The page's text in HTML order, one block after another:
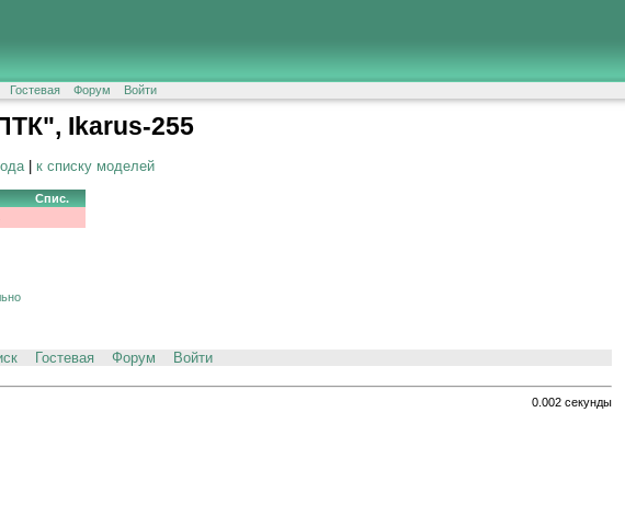
Гостевая Форум Войти
Ikarus-255
| к списку моделей
Спис.
Гостевая Форум Войти
0.002 секунды